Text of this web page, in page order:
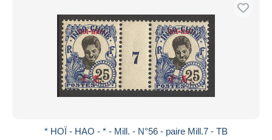
* HOÏ - HAO - * - Mill. - N°56 - paire Mill.7 - TB